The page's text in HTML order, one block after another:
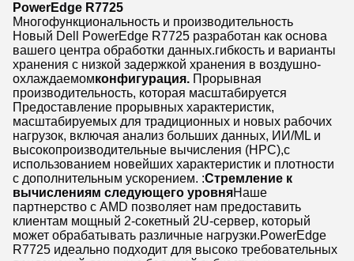
PowerEdge R7725
Многофункциональность и производительность
Новый Dell PowerEdge R7725 разработан как основа
вашего центра обработки данных.гибкость и варианты
хранения с низкой задержкой хранения в воздушно-
охлаждаемомконфигурация. Прорывная
производительность, которая масштабируется
Предоставление прорывных характеристик,
масштабируемых для традиционных и новых рабочих
нагрузок, включая анализ больших данных, ИИ/ML и
высокопроизводительные вычисления (HPC),с
использованием новейших характеристик и плотности
с дополнительным ускорением. :Стремление к
вычислениям следующего уровняНаше
партнерство с AMD позволяет нам предоставить
клиентам мощный 2-сокетный 2U-сервер, который
может обрабатывать различные нагрузки.PowerEdge
R7725 идеально подходит для высоко требовательных